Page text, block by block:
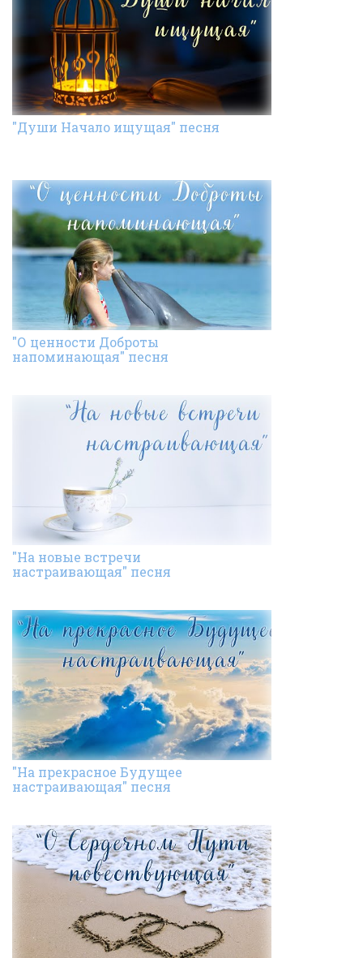
"Души Начало ищущая" песня
"О ценности Доброты
напоминающая" песня
"На новые встречи
настраивающая" песня
"На прекрасное Будущее
настраивающая" песня